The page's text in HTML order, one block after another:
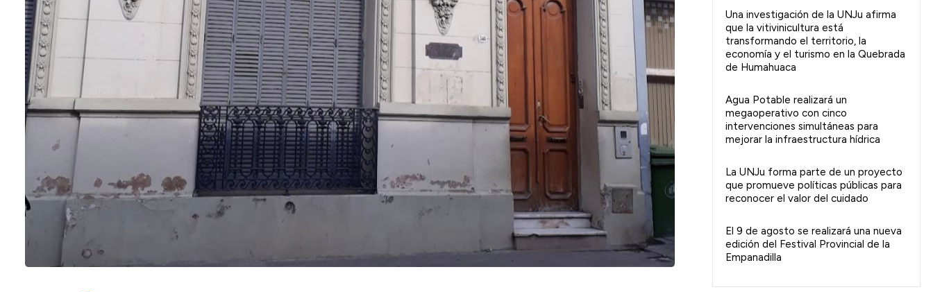
Una investigación de la UNJu afirma
que la vitivinicultura está
transformando el territorio, la
economía y el turismo en la Quebrada
de Humahuaca
Agua Potable realizará un
megaoperativo con cinco
intervenciones simultáneas para
mejorar la infraestructura hídrica
La UNJu forma parte de un proyecto
que promueve políticas públicas para
reconocer el valor del cuidado
El 9 de agosto se realizará una nueva
edición del Festival Provincial de la
Empanadilla